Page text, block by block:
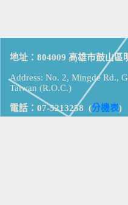
地址：804009 高雄市鼓山區
Address: No. 2, Mingde Rd.,
Taiwan (R.O.C.)
電話：07-5213258 (分機表)